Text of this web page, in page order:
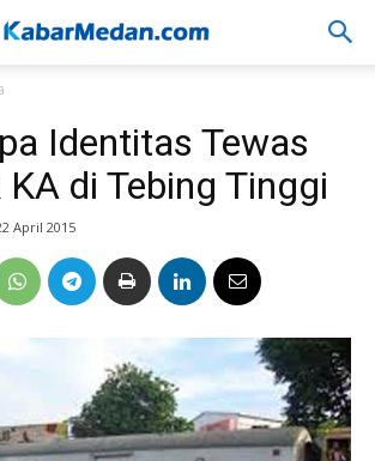
Identitas Tewas
di Tebing Tinggi
April 2015